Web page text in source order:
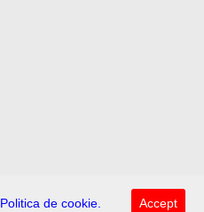
Politica de cookie. Accept